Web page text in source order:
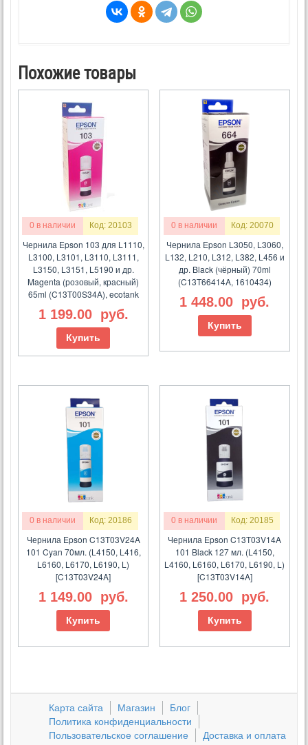
Похожие товары
0 в наличии Код: 20103
Чернила Epson 103 для L1110,
L3100, L3101, L3110, L3111,
L3150, L3151, L5190 и др.
Magenta (розовый, красный)
65ml (C13T00S34A), ecotank
1 199.00 руб.
Купить
0 в наличии Код: 20070
Чернила Epson L3050, L3060,
L132, L210, L312, L382, L456 и
др. Black (чёрный) 70ml
(C13T66414A, 1610434)
1 448.00 руб.
Купить
0 в наличии Код: 20186
Чернила Epson C13T03V24A
101 Cyan 70мл. (L4150, L416,
L6160, L6170, L6190, L)
[C13T03V24A]
1 149.00 руб.
Купить
0 в наличии Код: 20185
Чернила Epson C13T03V14A
101 Black 127 мл. (L4150,
L4160, L6160, L6170, L6190, L)
[C13T03V14A]
1 250.00 руб.
Купить
Карта сайта Магазин
Блог
Политика конфиденциальности
Пользовательское соглашение
Доставка и оплата